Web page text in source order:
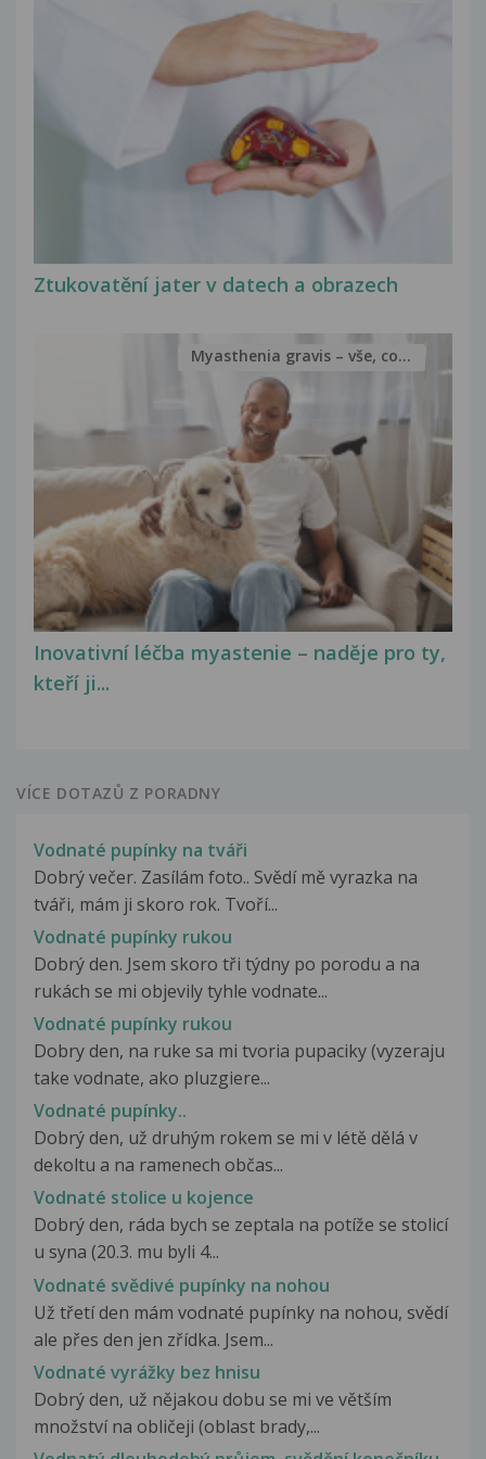
Ztukovatění jater v datech a obrazech
Inovativní léčba myastenie – naděje pro ty,
kteří ji...
Myasthenia gravis – vše, co...
VÍCE DOTAZŮ Z PORADNY
Vodnaté pupínky na tváři
Dobrý večer. Zasílám foto.. Svědí mě vyrazka na
tváři, mám ji skoro rok. Tvoří...
Vodnaté pupínky rukou
Dobrý den. Jsem skoro tři týdny po porodu a na
rukách se mi objevily tyhle vodnate...
Vodnaté pupínky rukou
Dobry den, na ruke sa mi tvoria pupaciky (vyzeraju
take vodnate, ako pluzgiere...
Vodnaté pupínky..
Dobrý den, už druhým rokem se mi v létě dělá v
dekoltu a na ramenech občas...
Vodnaté stolice u kojence
Dobrý den, ráda bych se zeptala na potíže se stolicí
u syna (20.3. mu byli 4...
Vodnaté svědivé pupínky na nohou
Už třetí den mám vodnaté pupínky na nohou, svědí
ale přes den jen zřídka. Jsem...
Vodnaté vyrážky bez hnisu
Dobrý den, už nějakou dobu se mi ve větším
množství na obličeji (oblast brady,...